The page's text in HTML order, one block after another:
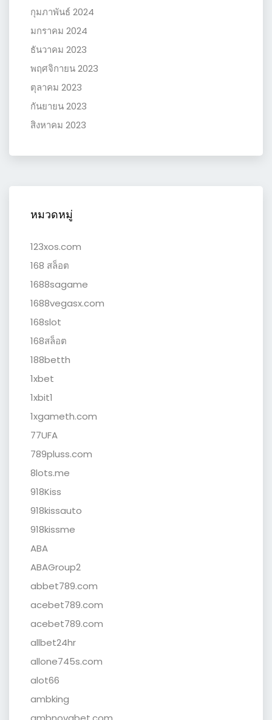
กุมภาพันธ์ 2024
มกราคม 2024
ธันวาคม 2023
พฤศจิกายน 2023
ตุลาคม 2023
กันยายน 2023
สิงหาคม 2023
หมวดหมู่
123xos.com
168 สล็อต
1688sagame
1688vegasx.com
168slot
168สล็อต
188betth
1xbet
1xbit1
1xgameth.com
77UFA
789pluss.com
8lots.me
918Kiss
918kissauto
918kissme
ABA
ABAGroup2
abbet789.com
acebet789.com
acebet789.com
allbet24hr
allone745s.com
alot66
ambking